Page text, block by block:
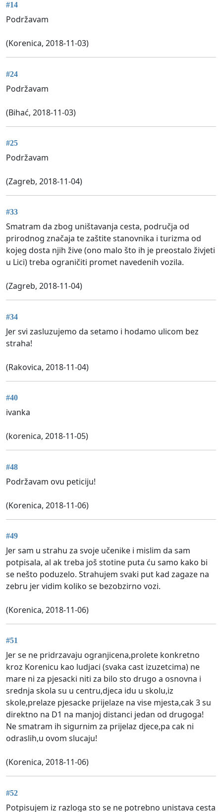
#14
Podržavam
(Korenica, 2018-11-03)
#24
Podržavam
(Bihać, 2018-11-03)
#25
Podržavam
(Zagreb, 2018-11-04)
#33
Smatram da zbog uništavanja cesta, područja od
prirodnog značaja te zaštite stanovnika i turizma od
kojeg dosta njih žive (ono malo što ih je preostalo živjeti
u Lici) treba ograničiti promet navedenih vozila.
(Zagreb, 2018-11-04)
#34
Jer svi zasluzujemo da setamo i hodamo ulicom bez
straha!
(Rakovica, 2018-11-04)
#40
ivanka
(korenica, 2018-11-05)
#48
Podržavam ovu peticiju!
(Korenica, 2018-11-06)
#49
Jer sam u strahu za svoje učenike i mislim da sam
potpisala, al ak treba još stotine puta ću samo kako bi
se nešto poduzelo. Strahujem svaki put kad zagaze na
zebru jer vidim koliko se bezobzirno vozi.
(Korenica, 2018-11-06)
#51
Jer se ne pridrzavaju ogranjicena,prolete konkretno
kroz Korenicu kao ludjaci (svaka cast izuzetcima) ne
mare ni za pjesacki niti za bilo sto drugo a osnovna i
srednja skola su u centru,djeca idu u skolu,iz
skole,prelaze pjesacke prijelaze na vise mjesta,cak 3 su
direktno na D1 na manjoj distanci jedan od drugoga!
Ne smatram ih sigurnim za prijelaz djece,pa cak ni
odraslih,u ovom slucaju!
(Korenica, 2018-11-06)
#52
Potpisujem iz razloga sto se ne potrebno unistava cesta